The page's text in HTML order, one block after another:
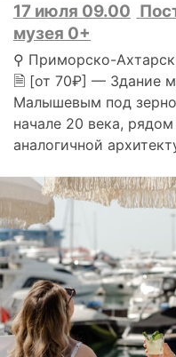
17 июля 09.00
музея 0+
⚲ Приморско-
🗎 [от 70₽] — Здание
Малышевым под
начале 20 века,
аналогичной